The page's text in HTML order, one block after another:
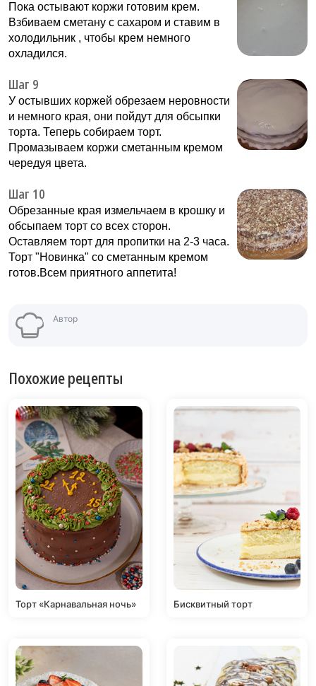
Пока остывают коржи готовим крем.
Взбиваем сметану с сахаром и ставим в
холодильник , чтобы крем немного
охладился.
Шаг 9
У остывших коржей обрезаем неровности
и немного края, они пойдут для обсыпки
торта. Теперь собираем торт.
Промазываем коржи сметанным кремом
чередуя цвета.
Шаг 10
Обрезанные края измельчаем в крошку и
обсыпаем торт со всех сторон.
Оставляем торт для пропитки на 2-3 часа.
Торт "Новинка" со сметанным кремом
готов.Всем приятного аппетита!
Автор
Похожие рецепты
Торт «Карнавальная ночь» Бисквитный торт